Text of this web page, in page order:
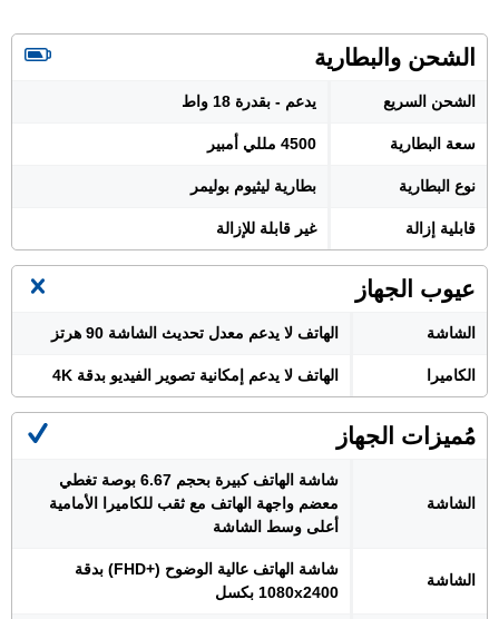
الشحن والبطارية
الشحن السريع يدعم - بقدرة 18 واط
سعة البطارية 4500 مللي أمبير
نوع البطارية بطارية ليثيوم بوليمر
قابلية إزالة غير قابلة للإزالة
عيوب الجهاز
الشاشة الهاتف لا يدعم معدل تحديث الشاشة 90 هرتز
الكاميرا الهاتف لا يدعم إمكانية تصوير الفيديو بدقة 4K
مُميزات الجهاز
الشاشة
شاشة الهاتف كبيرة بحجم 6.67 بوصة تغطي
معضم واجهة الهاتف مع ثقب للكاميرا الأمامية
أعلى وسط الشاشة
الشاشة
شاشة الهاتف عالية الوضوح (+FHD) بدقة
1080x2400 بكسل